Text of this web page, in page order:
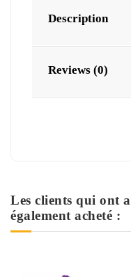
Description
Reviews (0)
Les clients qui ont
également acheté :